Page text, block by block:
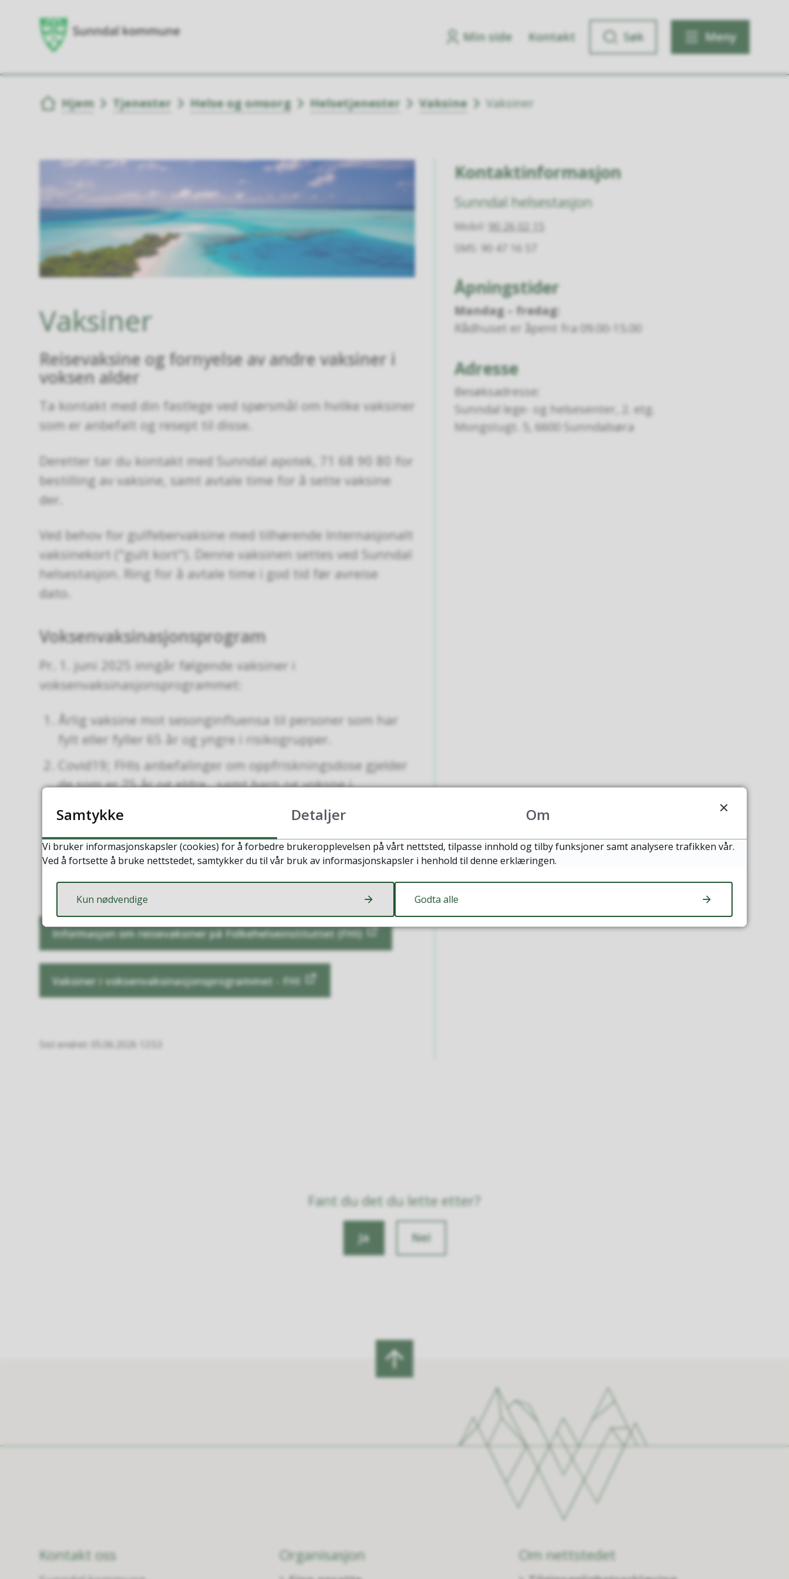
Min side Kontakt Søk Meny
Du er her:
Hjem Tjenester Helse og omsorg Helsetjenester Vaksine Vaksiner
Vaksiner
Reisevaksine og fornyelse av andre vaksiner i
voksen alder
Ta kontakt med din fastlege ved spørsmål om hvilke vaksiner
som er anbefalt og resept til disse.
Deretter tar du kontakt med Sunndal apotek, 71 68 90 80 for
bestilling av vaksine, samt avtale time for å sette vaksine
der.
Ved behov for gulfebervaksine med tilhørende Internasjonalt
vaksinekort ("gult kort"). Denne vaksinen settes ved Sunndal
helsestasjon. Ring for å avtale time i god tid før avreise
dato.
Voksenvaksinasjonsprogram
Pr. 1. juni 2025 inngår følgende vaksiner i
voksenvaksinasjonsprogrammet:
Årlig vaksine mot sesonginfluensa til personer som har
fylt eller fyller 65 år og yngre i risikogrupper.
Covid19; FHIs anbefalinger om oppfriskningsdose gjelder
de som er 75 år og eldre, samt barn og voksne i
gjennom vaksinasjonsprogrammet hvis de selv ønsker.
Vaksine mot pneumokokk til personer født i 1960 eller
senere fra det kalenderåret de fyller 65 år.
Informasjon om reisevaksiner på Folkehelseinstituttet (FHI)
Vaksiner i voksenvaksinasjonsprogrammet - FHI
Sist endret 05.06.2026 12:53
Kontaktinformasjon
Sunndal helsestasjon
Mobil
90 26 02 15
SMS: 90 47 16 57
Åpningstider
Mandag – fredag:
Rådhuset er åpent fra 09.00-15.00
Adresse
Besøksadresse:
Sunndal lege- og helsesenter, 2. etg.
Mongstugt. 5, 6600 Sunndalsøra
Fant du det du lette etter?
Ja Nei
Kontakt oss Organisasjon Om nettstedet
Samtykke Detaljer Om
Vi bruker informasjonskapsler (cookies) for å forbedre brukeropplevelsen på vårt nettsted, tilpasse innhold og tilby funksjoner samt analysere trafikken vår.
Ved å fortsette å bruke nettstedet, samtykker du til vår bruk av informasjonskapsler i henhold til denne erklæringen.
Kun nødvendige Godta alle